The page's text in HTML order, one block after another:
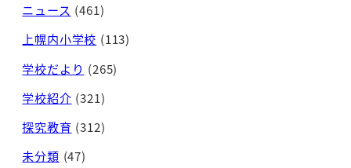
ニュース (461)
上幌内小学校 (113)
学校だより (265)
学校紹介 (321)
探究教育 (312)
未分類 (47)